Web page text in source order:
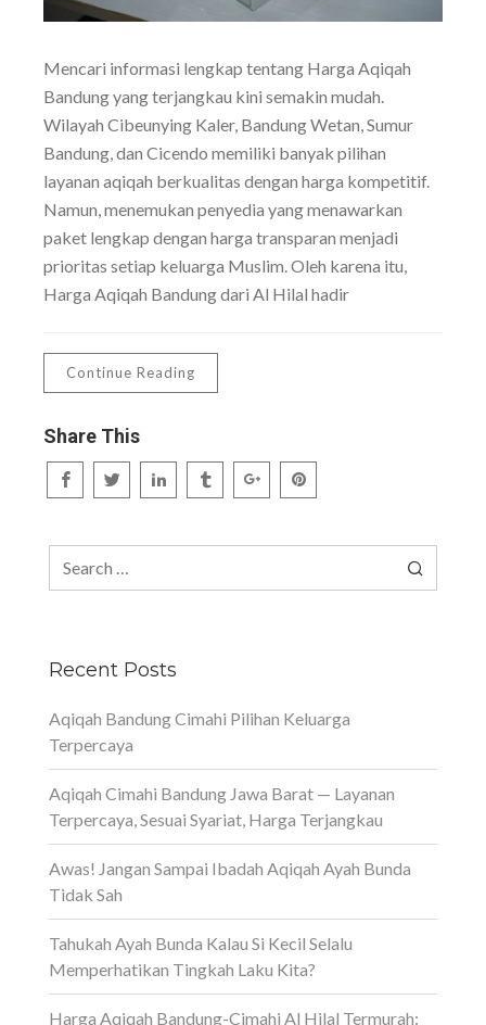
Mencari informasi lengkap tentang Harga Aqiqah
Bandung yang terjangkau kini semakin mudah.
Wilayah Cibeunying Kaler, Bandung Wetan, Sumur
Bandung, dan Cicendo memiliki banyak pilihan
layanan aqiqah berkualitas dengan harga kompetitif.
Namun, menemukan penyedia yang menawarkan
paket lengkap dengan harga transparan menjadi
prioritas setiap keluarga Muslim. Oleh karena itu,
Harga Aqiqah Bandung dari Al Hilal hadir
Continue Reading
Share This
Recent Posts
Aqiqah Bandung Cimahi Pilihan Keluarga
Terpercaya
Aqiqah Cimahi Bandung Jawa Barat — Layanan
Terpercaya, Sesuai Syariat, Harga Terjangkau
Awas! Jangan Sampai Ibadah Aqiqah Ayah Bunda
Tidak Sah
Tahukah Ayah Bunda Kalau Si Kecil Selalu
Memperhatikan Tingkah Laku Kita?
Harga Aqiqah Bandung-Cimahi Al Hilal Termurah: